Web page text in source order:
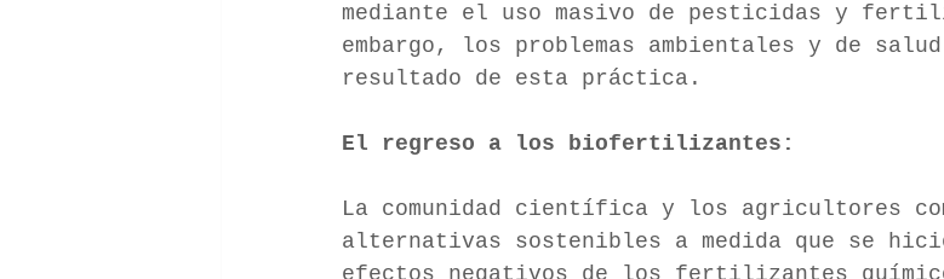
mediante el uso masivo de pesticidas y
embargo, los problemas ambientales y de salud
resultado de esta práctica.
El regreso a los biofertilizantes:
La comunidad científica y los agricultores
alternativas sostenibles a medida que se